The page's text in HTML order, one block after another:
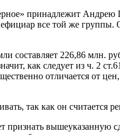
принадлежит Андрею
все той же
составляет 226,86 млн.
как следует из ч. 2
отличается от
так как он считается
вышеуказанную